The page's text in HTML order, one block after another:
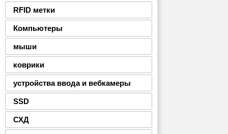
RFID метки
Компьютеры
мыши
коврики
устройства ввода и вебкамеры
SSD
СХД